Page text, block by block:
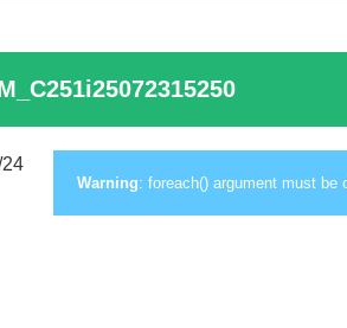
Warning: foreach() argument must be